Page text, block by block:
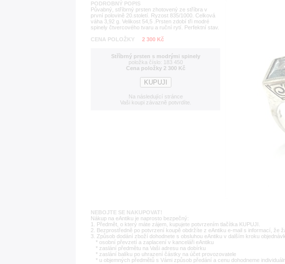
PODROBNÝ POPIS
Půvabný, stříbrný prsten zhotovený ze stříbra v
první polovině 20.století. Ryzost 835/1000. Celková
váha 3,92 g. Velikost 54,5 .Prsten zdobí tři modré
spinely čtvercového tvaru a ruční rytí. Perfektní stav.
CENA POLOŽKY
2 300 Kč
Stříbrný prsten s modrými spinely
položka číslo: 183 450
Cena položky 2 300 Kč
Na následující stránce
Vaši koupi závazně potvrdíte.
NEBOJTE SE NAKUPOVAT!
Nákup na eAntiku je naprosto bezpečný:
1. Předmět, o který máte zájem, kupujete potvrzením tlačítka KUPUJI.
2. Bezprostředně po potvrzení koupě obdržíte z eAntiku e-mail s informací, že
3. Způsob dodání zboží dohodnete s obsluhou eAntiku v dalším kroku
* osobní převzetí a zaplacení v kanceláři eAntiku
* zaslání předmětu na Vaši adresu na dobírku
* zaslání balíku po uhrazení částky na účet provozovatele
* u objemných předmětů s Vámi způsob předání a cenu dohodneme